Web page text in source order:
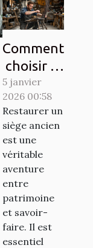
Comment
choisir le
bon
artisan
pour
restaurer
vos
sièges
anciens ?
5 janvier
2026 00:58
Restaurer un
siège ancien
est une
véritable
aventure
entre
patrimoine
et savoir-
faire. Il est
essentiel